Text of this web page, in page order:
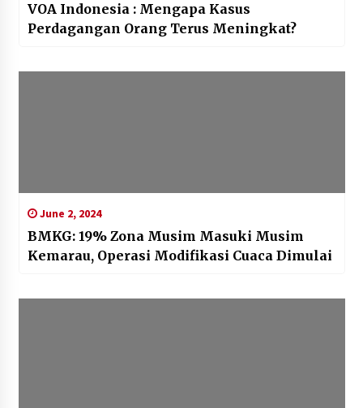
VOA Indonesia : Mengapa Kasus
Perdagangan Orang Terus Meningkat?
June 2, 2024
BMKG: 19% Zona Musim Masuki Musim
Kemarau, Operasi Modifikasi Cuaca Dimulai